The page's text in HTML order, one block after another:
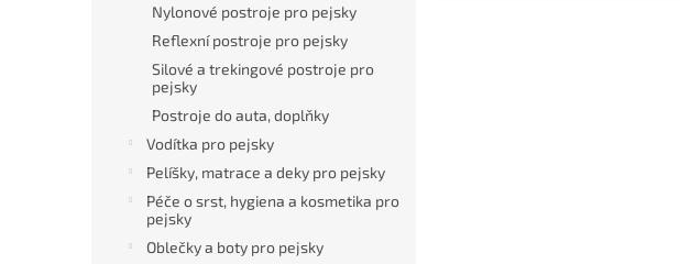
Nylonové postroje pro pejsky
Reflexní postroje pro pejsky
Silové a trekingové postroje pro
pejsky
Postroje do auta, doplňky
Vodítka pro pejsky
Pelíšky, matrace a deky pro pejsky
Péče o srst, hygiena a kosmetika pro
pejsky
Oblečky a boty pro pejsky